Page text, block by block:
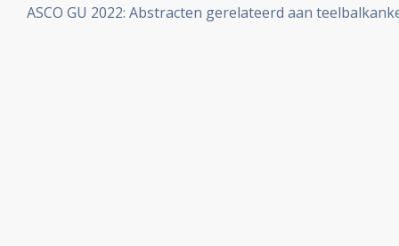
zaadbalkanker copy 3
ASCO GU 2022: Abstracten gerelateerd aan